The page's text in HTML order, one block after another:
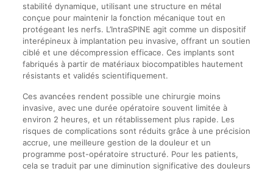
stabilité dynamique, utilisant une structure en métal
conçue pour maintenir la fonction mécanique tout en
protégeant les nerfs. L’IntraSPINE agit comme un dispositif
interépineux à implantation peu invasive, offrant un soutien
ciblé et une décompression efficace. Ces implants sont
fabriqués à partir de matériaux biocompatibles hautement
résistants et validés scientifiquement.
Ces avancées rendent possible une chirurgie moins
invasive, avec une durée opératoire souvent limitée à
environ 2 heures, et un rétablissement plus rapide. Les
risques de complications sont réduits grâce à une précision
accrue, une meilleure gestion de la douleur et un
programme post-opératoire structuré. Pour les patients,
cela se traduit par une diminution significative des douleurs